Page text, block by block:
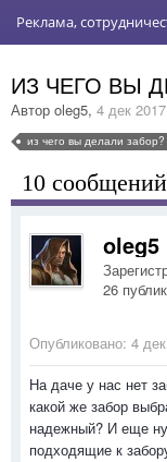
Реклама,
ИЗ ЧЕГО ВЫ
Автор oleg5, 4 дек 2017
из чего вы делали забор?
10
oleg5
26
Опубликовано: 4
На даче у нас нет
какой же забор
надежный? И еще
подходящие к